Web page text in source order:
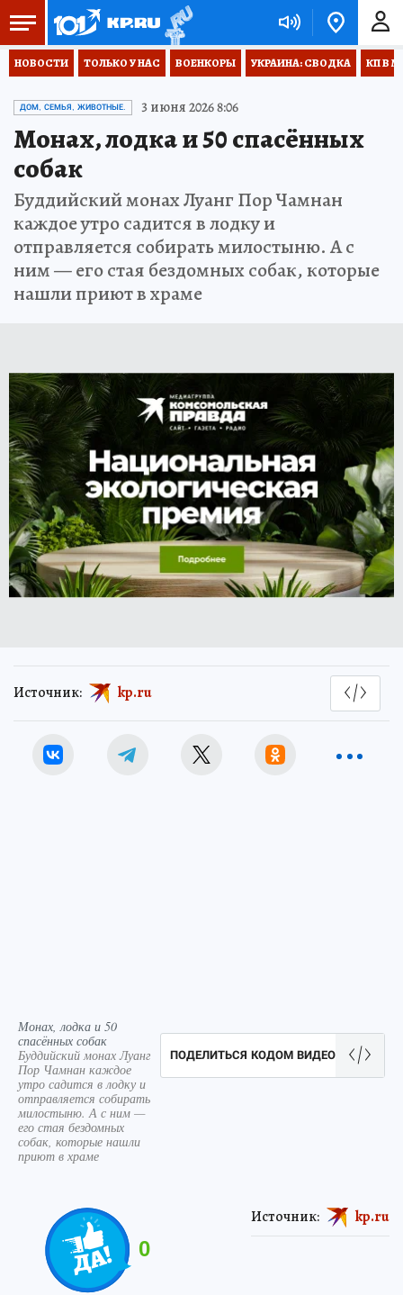
НОВОСТИ ТОЛЬКО У НАС ВОЕНКОРЫ УКРАИНА: СВОДКА КП В
ДОМ, СЕМЬЯ, ЖИВОТНЫЕ. 3 июня 2026 8:06
Монах, лодка и 50 спасённых
собак
Буддийский монах Луанг Пор Чамнан
каждое утро садится в лодку и
отправляется собирать милостыню. А с
ним — его стая бездомных собак, которые
нашли приют в храме
Источник: kp.ru
Монах, лодка и 50
спасённых собак
Буддийский монах Луанг
Пор Чамнан каждое
утро садится в лодку и
отправляется собирать
милостыню. А с ним —
его стая бездомных
собак, которые нашли
приют в храме
ПОДЕЛИТЬСЯ КОДОМ ВИДЕО
0
Источник: kp.ru